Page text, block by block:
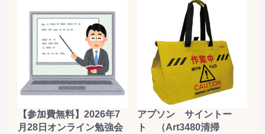
【参加費無料】2026年7
月28日オンライン勉強会
アプソン サイントー
ト （Art3480清掃